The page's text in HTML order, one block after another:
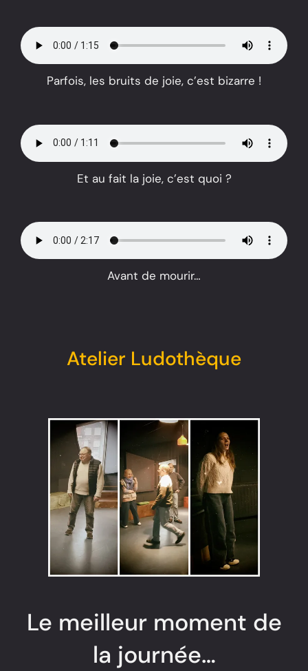
Parfois, les bruits de joie, c’est bizarre !
Et au fait la joie, c’est quoi ?
Avant de mourir…
Atelier Ludothèque
Le meilleur moment de
la journée…